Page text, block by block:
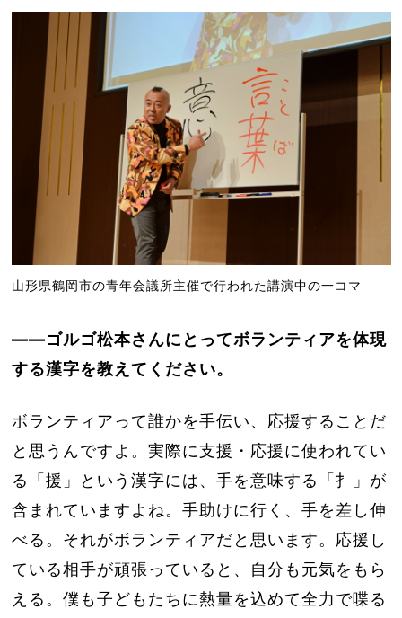
山形県鶴岡市の青年会議所主催で行われた講演中の一コマ
――ゴルゴ松本さんにとってボランティアを体現
する漢字を教えてください。
ボランティアって誰かを手伝い、応援することだ
と思うんですよ。実際に支援・応援に使われてい
る「援」という漢字には、手を意味する「扌」が
含まれていますよね。手助けに行く、手を差し伸
べる。それがボランティアだと思います。応援し
ている相手が頑張っていると、自分も元気をもら
える。僕も子どもたちに熱量を込めて全力で喋る